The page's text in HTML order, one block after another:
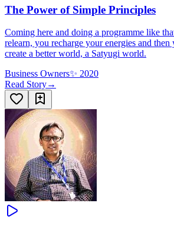
The Power of Simple Principles
Coming here and doing a programme like
relearn, you recharge your energies and then
create a better world, a Satyugi world.
Business Owners✨ 2020
Read Story→